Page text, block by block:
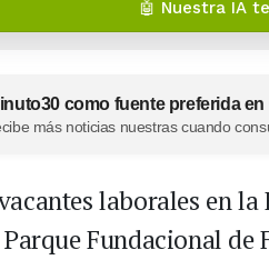
🤖 Nuestra IA
como fuente preferida en
más noticias nuestras cuando
laborales en
Parque Fundacional